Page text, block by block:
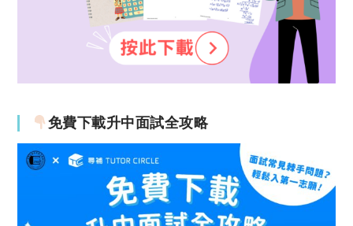
免費下載升中面試全攻略